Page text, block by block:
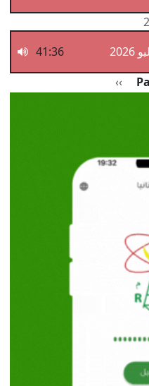
41:36
الصفحة التالية
››